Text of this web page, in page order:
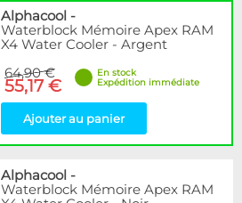
Alphacool -
Waterblock Mémoire Apex RAM
X4 Water Cooler - Argent
64,90 €
55,17 €
En stock
Expédition immédiate
Ajouter au panier
Alphacool -
Waterblock Mémoire Apex RAM